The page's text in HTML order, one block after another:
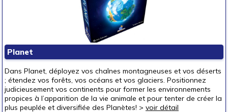
Planet
Dans Planet, déployez vos chaînes montagneuses et vos déserts
; étendez vos forêts, vos océans et vos glaciers. Positionnez
judicieusement vos continents pour former les environnements
propices à l’apparition de la vie animale et pour tenter de créer la
plus peuplée et diversifiée des Planètes! > voir détail